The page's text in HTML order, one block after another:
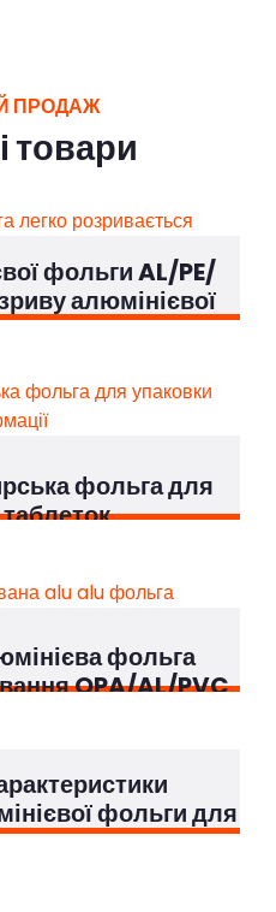
ПРОДАЖ
товари
фольги AL/PE/
алюмінієвої
фольга для
фольга
OPA/AL/PVC
фольги для
упаковки